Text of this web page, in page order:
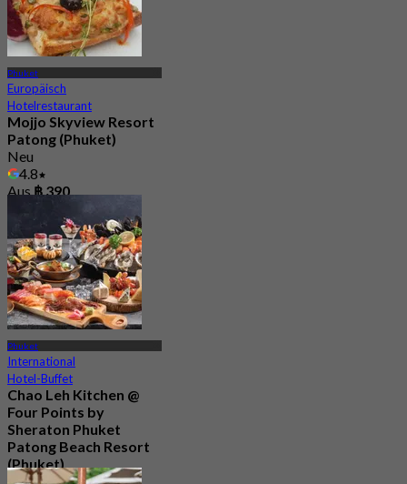
Phuket
Europäisch
Hotelrestaurant
Mojjo Skyview Resort
Patong (Phuket)
Neu
4.8
Aus ฿ 390
Phuket
International
Hotel-Buffet
Chao Leh Kitchen @
Four Points by
Sheraton Phuket
Patong Beach Resort
(Phuket)